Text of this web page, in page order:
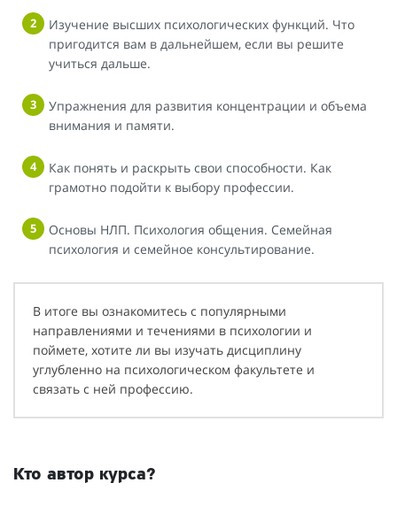
Изучение высших психологических функций. Что
пригодится вам в дальнейшем, если вы решите
учиться дальше.
Упражнения для развития концентрации и объема
внимания и памяти.
Как понять и раскрыть свои способности. Как
грамотно подойти к выбору профессии.
Основы НЛП. Психология общения. Семейная
психология и семейное консультирование.
В итоге вы ознакомитесь с популярными
направлениями и течениями в психологии и
поймете, хотите ли вы изучать дисциплину
углубленно на психологическом факультете и
связать с ней профессию.
Кто автор курса?